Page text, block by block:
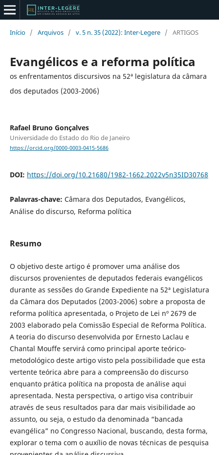
Início / Arquivos / v. 5 n. 35 (2022): Inter-Legere / ARTIGOS
Evangélicos e a reforma política
os enfrentamentos discursivos na 52ª legislatura da câmara
dos deputados (2003-2006)
Rafael Bruno Gonçalves
Universidade do Estado do Rio de Janeiro
https://orcid.org/0000-0003-0415-5686
DOI: https://doi.org/10.21680/1982-1662.2022v5n35ID30768
Palavras-chave: Câmara dos Deputados, Evangélicos,
Análise do discurso, Reforma política
Resumo
O objetivo deste artigo é promover uma análise dos
discursos provenientes de deputados federais evangélicos
durante as sessões do Grande Expediente na 52ª Legislatura
da Câmara dos Deputados (2003-2006) sobre a proposta de
reforma política apresentada, o Projeto de Lei nº 2679 de
2003 elaborado pela Comissão Especial de Reforma Política.
A teoria do discurso desenvolvida por Ernesto Laclau e
Chantal Mouffe servirá como principal aporte teórico-
metodológico deste artigo visto pela possibilidade que esta
vertente teórica abre para a compreensão do discurso
enquanto prática política na proposta de análise aqui
apresentada. Nesta perspectiva, o artigo visa contribuir
através de seus resultados para dar mais visibilidade ao
assunto, ou seja, o estudo da denominada “bancada
evangélica” no Congresso Nacional, buscando, desta forma,
explorar o tema com o auxílio de novas técnicas de pesquisa